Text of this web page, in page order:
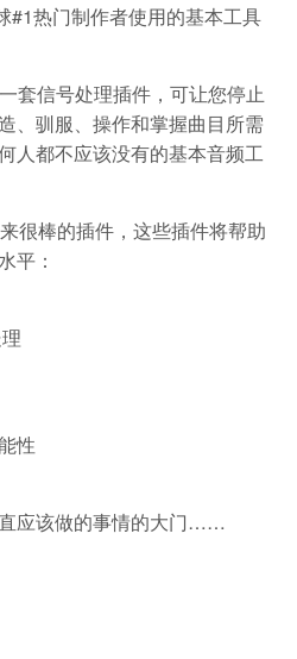
#1热门制作者使用的基本工具
套信号处理插件，可让您停止
、驯服、操作和掌握曲目所需
人都不应该没有的基本音频工
很棒的插件，这些插件将帮助
平：
性
应该做的事情的大门……